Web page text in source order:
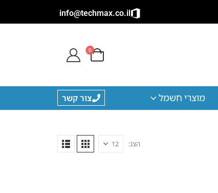
info@techmax.co.il
0
מוצרי חשמל צור קשר
הצג: